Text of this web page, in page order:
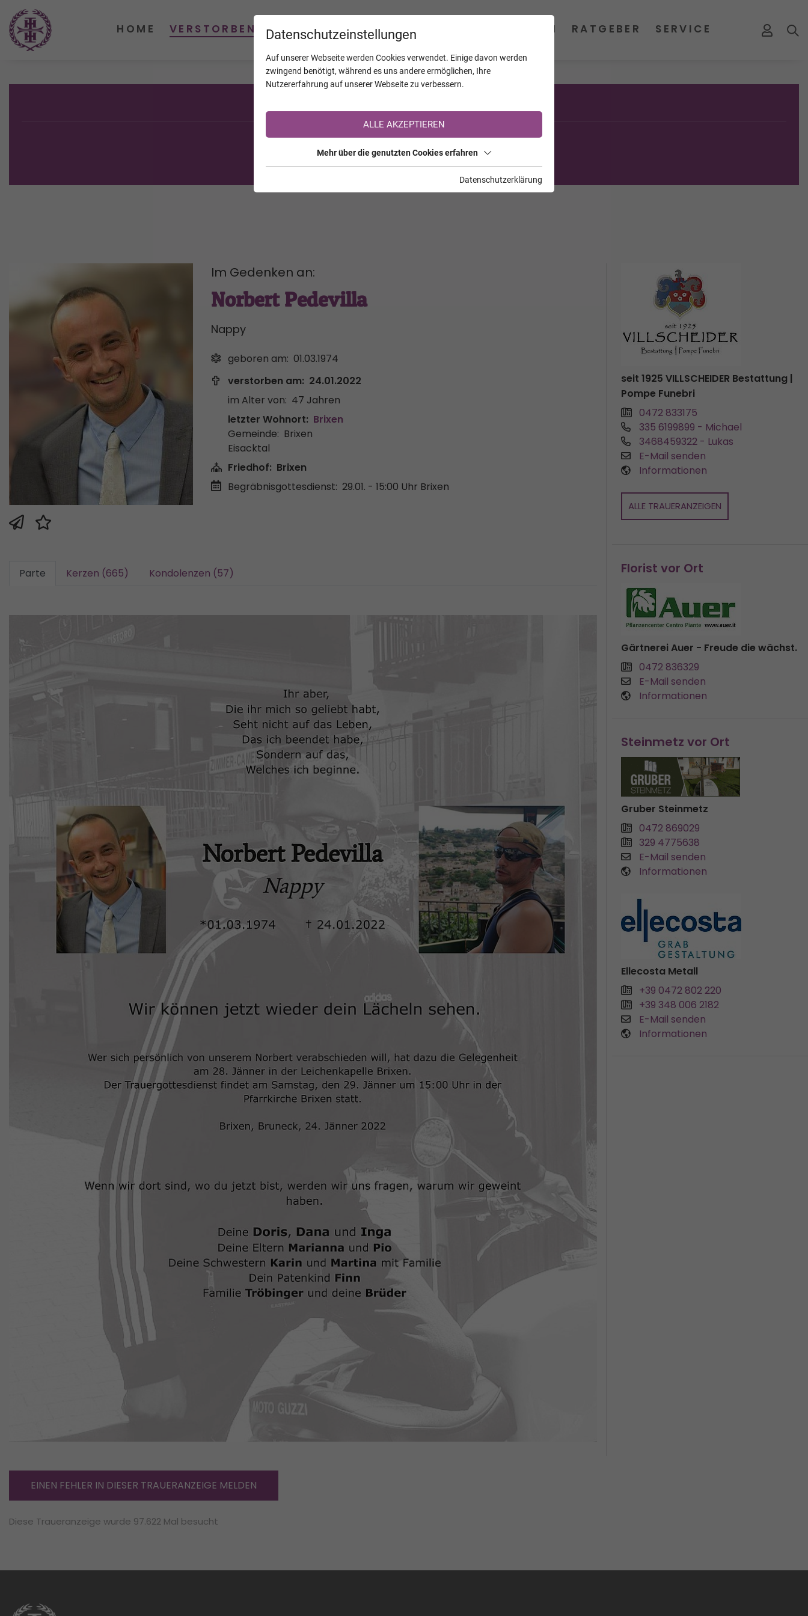
Sie sind noch nicht auf TrauerHilfe.it registriert?
>> zur kostenlosen Registrierung <<
Im Gedenken an:
Norbert Pedevilla
Nappy
geboren am: 01.03.1974
verstorben am: 24.01.2022
im Alter von: 47 Jahren
letzter Wohnort: Brixen
Gemeinde: Brixen
Eisacktal
Friedhof: Brixen
Begräbnisgottesdienst: 29.01. - 15:00 Uhr Brixen
Parte Kerzen (665) Kondolenzen (57)
seit 1925 VILLSCHEIDER Bestattung |
Pompe Funebri
0472 833175
335 6199899 - Michael
3468459322 - Lukas
E-Mail senden
Informationen
ALLE TRAUERANZEIGEN
Florist vor Ort
Gärtnerei Auer - Freude die wächst.
0472 836329
E-Mail senden
Informationen
Steinmetz vor Ort
Gruber Steinmetz
0472 869029
329 4775638
E-Mail senden
Informationen
Ellecosta Metall
+39 0472 802 220
+39 348 006 2182
E-Mail senden
Informationen
EINEN FEHLER IN DIESER TRAUERANZEIGE MELDEN
Diese Traueranzeige wurde 97.622 Mal besucht
Datenschutzeinstellungen
Auf unserer Webseite werden Cookies verwendet. Einige davon werden
zwingend benötigt, während es uns andere ermöglichen, Ihre
Nutzererfahrung auf unserer Webseite zu verbessern.
ALLE AKZEPTIEREN
Mehr über die genutzten Cookies erfahren
Datenschutzerklärung
HOME VERSTORBENE KALENDER JAHRESTAGE UNTERNEHMEN RATGEBER SERVICE